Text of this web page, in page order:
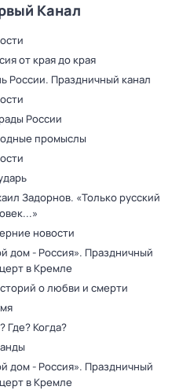
Канал
от края до края
России. Праздничный канал
России
промыслы
Задорнов. «Только русский
новости
дом - Россия». Праздничный
в Кремле
о любви и смерти
Где? Когда?
дом - Россия». Праздничный
в Кремле